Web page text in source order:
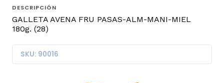
DESCRIPCIÓN
GALLETA AVENA FRU PASAS-ALM-MANI-MIEL
180g. (28)
SKU: 90016